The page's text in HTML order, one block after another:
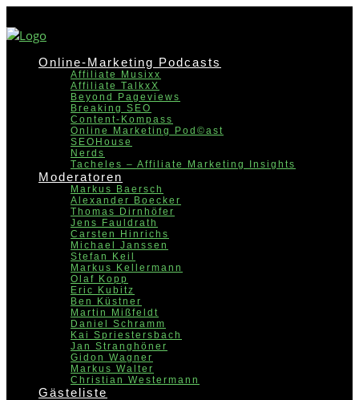
Online-Marketing Podcasts
Affiliate Musixx
Affiliate TalkxX
Beyond Pageviews
Breaking SEO
Content-Kompass
Online Marketing Pod©ast
SEOHouse
Nerds
Tacheles – Affiliate Marketing Insights
Moderatoren
Markus Baersch
Alexander Boecker
Thomas Dirnhöfer
Jens Fauldrath
Carsten Hinrichs
Michael Janssen
Stefan Keil
Markus Kellermann
Olaf Kopp
Eric Kubitz
Ben Küstner
Martin Mißfeldt
Daniel Schramm
Kai Spriestersbach
Jan Stranghöner
Gidon Wagner
Markus Walter
Christian Westermann
Gästeliste